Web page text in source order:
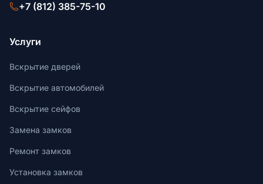
+7 (812) 385-75-10
Услуги
Вскрытие дверей
Вскрытие автомобилей
Вскрытие сейфов
Замена замков
Ремонт замков
Установка замков